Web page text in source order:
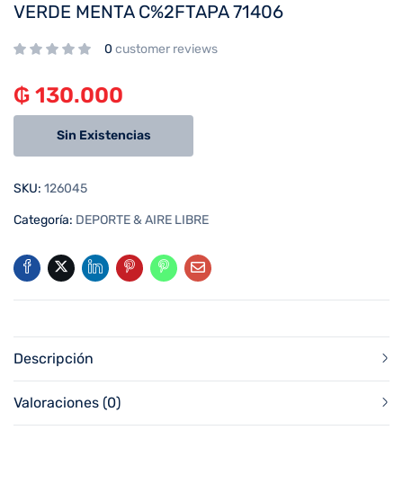
VERDE MENTA C%2FTAPA 71406
0 customer reviews
₲ 130.000
Sin Existencias
SKU: 126045
Categoría: DEPORTE & AIRE LIBRE
Descripción
Valoraciones (0)